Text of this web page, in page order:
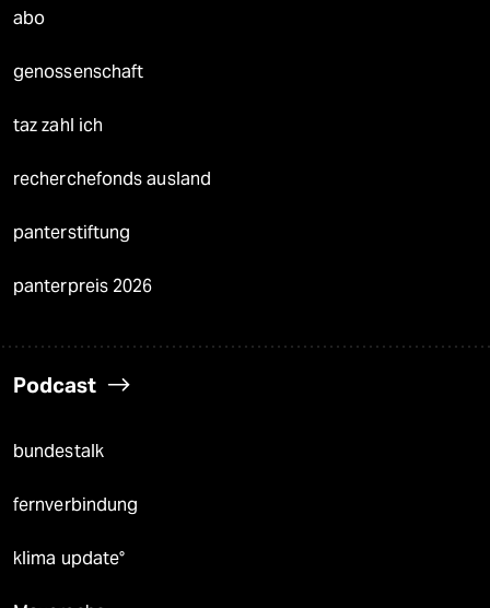
abo
genossenschaft
taz zahl ich
recherchefonds ausland
panterstiftung
panterpreis 2026
Podcast
bundestalk
fernverbindung
klima update°